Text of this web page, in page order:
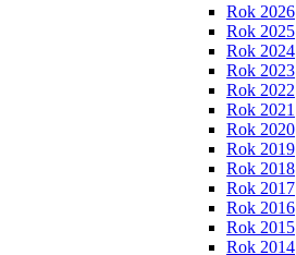
Rok 2026
Rok 2025
Rok 2024
Rok 2023
Rok 2022
Rok 2021
Rok 2020
Rok 2019
Rok 2018
Rok 2017
Rok 2016
Rok 2015
Rok 2014